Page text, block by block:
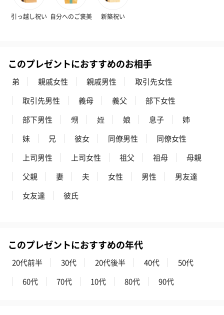
引っ越し祝い 自分へのご褒美 新築祝い
このプレゼントにおすすめのお相手
弟 親戚女性 親戚男性
取引先女性
取引先男性
義母 義父
部下女性
部下男性
甥 姪 娘 息子
姉
妹
兄 彼女 同僚男性
同僚女性
上司男性
上司女性 祖父 祖母
母親
父親
妻 夫 女性 男性
男友達
女友達
彼氏
このプレゼントにおすすめの年代
20代前半 30代 20代後半 40代
50代
60代
70代 10代 80代 90代